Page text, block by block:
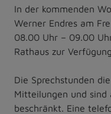
In der kommenden
Werner Endres am
08.00 Uhr – 09.00
Rathaus zur Verfügung.
Die Sprechstunden
Mitteilungen und
beschränkt. Eine